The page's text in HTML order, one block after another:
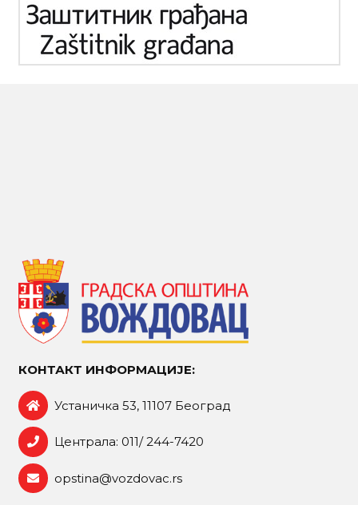
КОНТАКТ ИНФОРМАЦИЈЕ:
Устаничка 53, 11107 Београд
Централа: 011/ 244-7420
opstina@vozdovac.rs